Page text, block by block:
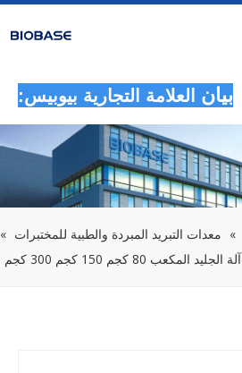
بيان العلامة التجارية بيوبيس:
» معدات التبريد المبردة والطبية للمختبرات »
آلة الجليد المكعب 80 كجم 150 كجم 300 كجم